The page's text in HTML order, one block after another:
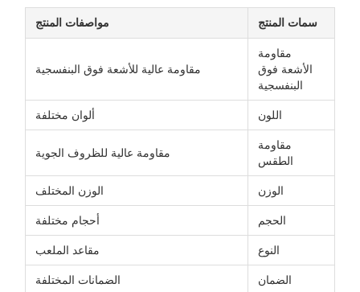
سمات المنتج مواصفات المنتج
مقاومة
الأشعة فوق
البنفسجية
مقاومة عالية للأشعة فوق البنفسجية
اللون ألوان مختلفة
مقاومة
الطقس
مقاومة عالية للظروف الجوية
الوزن الوزن المختلف
الحجم أحجام مختلفة
النوع مقاعد الملعب
الضمان الضمانات المختلفة